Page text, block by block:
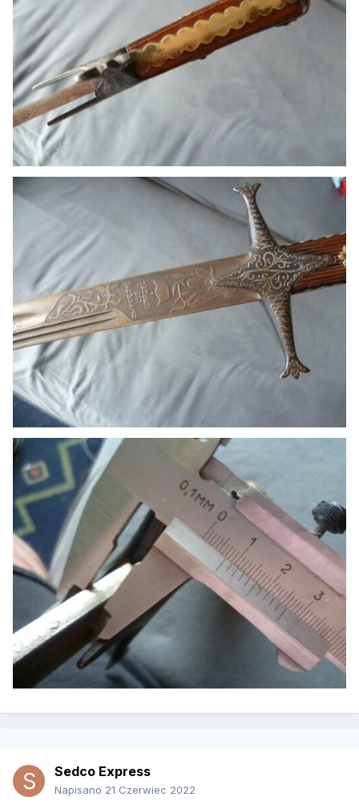
Sedco Express
Napisano 21 Czerwiec 2022